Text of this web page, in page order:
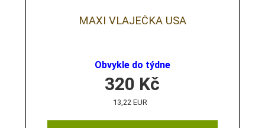
MAXI VLAJEČKA USA
Obvykle do týdne
320 Kč
13,22 EUR